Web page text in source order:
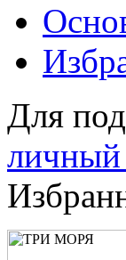
Для
личный